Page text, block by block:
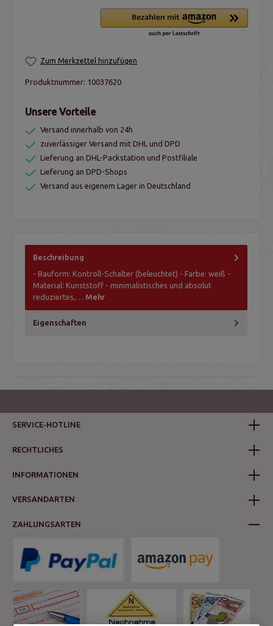
Zum Merkzettel hinzufügen
Produktnummer: 10037620
Unsere Vorteile
Versand innerhalb von 24h
zuverlässiger Versand mit DHL und DPD
Lieferung an DHL-Packstation und Postfiliale
Lieferung an DPD-Shops
Versand aus eigenem Lager in Deutschland
Beschreibung
- Bauform: Kontroll-Schalter (beleuchtet) - Farbe: weiß -
Material: Kunststoff - minimalistisches und absolut
reduziertes,… Mehr
Eigenschaften
SERVICE-HOTLINE
RECHTLICHES
INFORMATIONEN
VERSANDARTEN
ZAHLUNGSARTEN